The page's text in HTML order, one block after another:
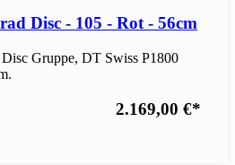
Disc - 105 - Rot - 56cm
Gruppe, DT Swiss P1800
2.169,00 €*